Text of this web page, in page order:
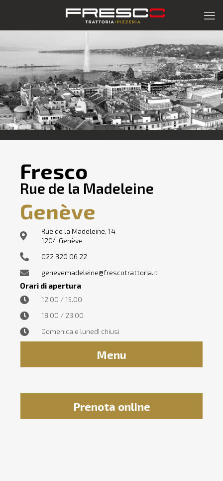
Fresco
Rue de la Madeleine
Genève
Rue de la Madeleine, 14
1204 Genève
022 320 06 22
genevemadeleine@frescotrattoria.it
Orari di apertura
12.00 / 15.00
18.00 / 23.00
Domenica e lunedì chiusi
Menu
Prenota online